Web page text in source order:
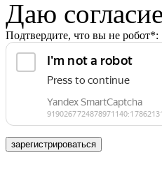
Даю
Подтвердите, что вы не робот*:
зарегистрироваться